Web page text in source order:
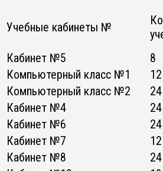
Учебные кабинеты №
Кабинет №5 8
Компьютерный класс №1
12
Компьютерный класс №2
24
Кабинет №4
24
Кабинет №6
24
Кабинет №7
12
Кабинет №8
24